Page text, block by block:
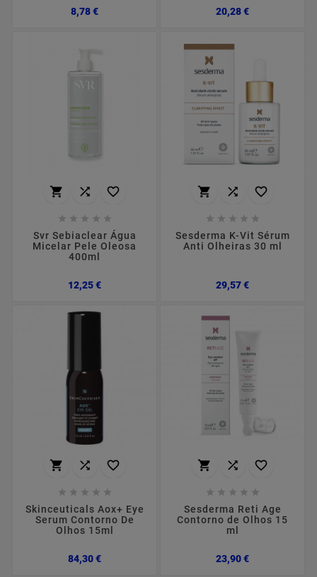
8,78 €Preço
20,28 €Preço
  
    
Svr Sebiaclear Água
Micelar Pele Oleosa
400ml
12,25 €Preço
  
    
Sesderma K-Vit Sérum
Anti Olheiras 30 ml
29,57 €Preço
  
    
Skinceuticals Aox+ Eye
Serum Contorno De
Olhos 15ml
84,30 €Preço
  
    
Sesderma Reti Age
Contorno de Olhos 15
ml
23,90 €Preço